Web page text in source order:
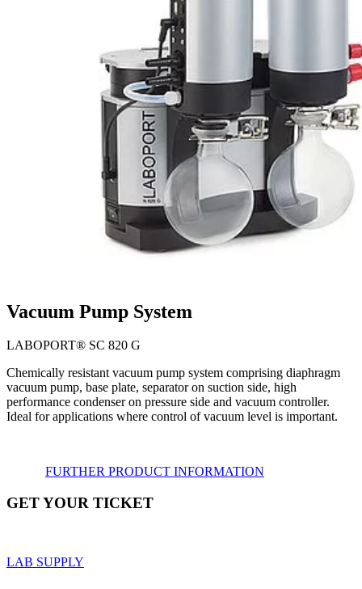
Vacuum Pump System
LABOPORT® SC 820 G
Chemically resistant vacuum pump system comprising diaphragm
vacuum pump, base plate, separator on suction side, high
performance condenser on pressure side and vacuum controller.
Ideal for applications where control of vacuum level is important.
FURTHER PRODUCT INFORMATION
GET YOUR TICKET
LAB SUPPLY